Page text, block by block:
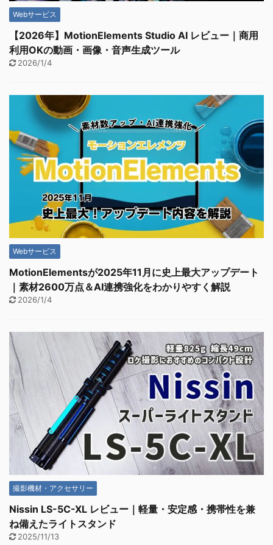
Webサービス
【2026年】MotionElements Studio AI レビュー｜商用
利用OKの動画・画像・音声生成ツール
2026/1/4
Webサービス
MotionElementsが2025年11月に史上最大アップデート
｜素材2600万点＆AI連携強化をわかりやすく解説
2026/1/4
撮影機材・アクセサリー
Nissin LS-5C-XL レビュー｜軽量・安定感・携帯性を兼
ね備えたライトスタンド
2025/11/13